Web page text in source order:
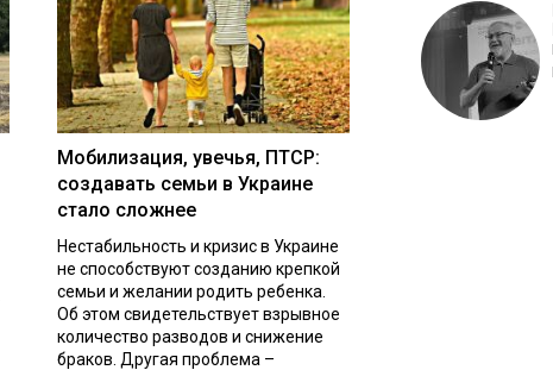
Мобилизация, увечья, ПТСР:
создавать семьи в Украине
стало сложнее
Нестабильность и кризис в Украине
не способствуют созданию крепкой
семьи и желании родить ребенка.
Об этом свидетельствует взрывное
количество разводов и снижение
браков. Другая проблема –